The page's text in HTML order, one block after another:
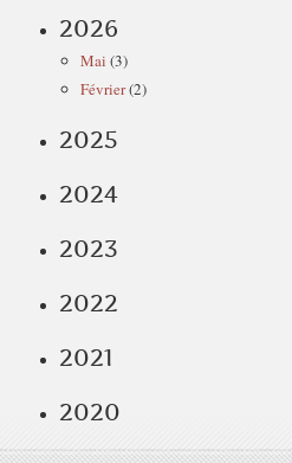
2026
Mai (3)
Février(2)
2025
2024
2023
2022
2021
2020